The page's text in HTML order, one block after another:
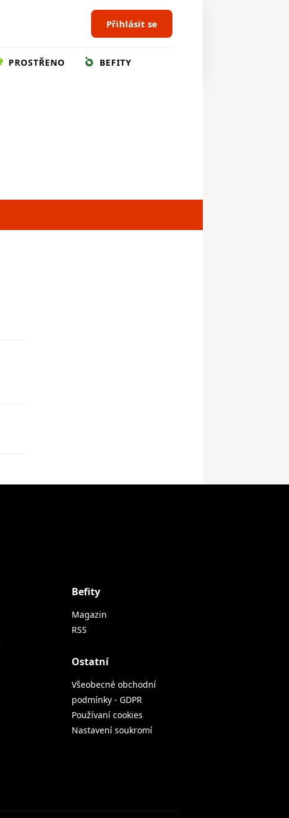
Přihlásit se
PROSTŘENO BEFITY
Befity
Magazin
RSS
Ostatní
Všeobecné obchodní
podmínky - GDPR
Používaní cookies
Nastavení soukromí